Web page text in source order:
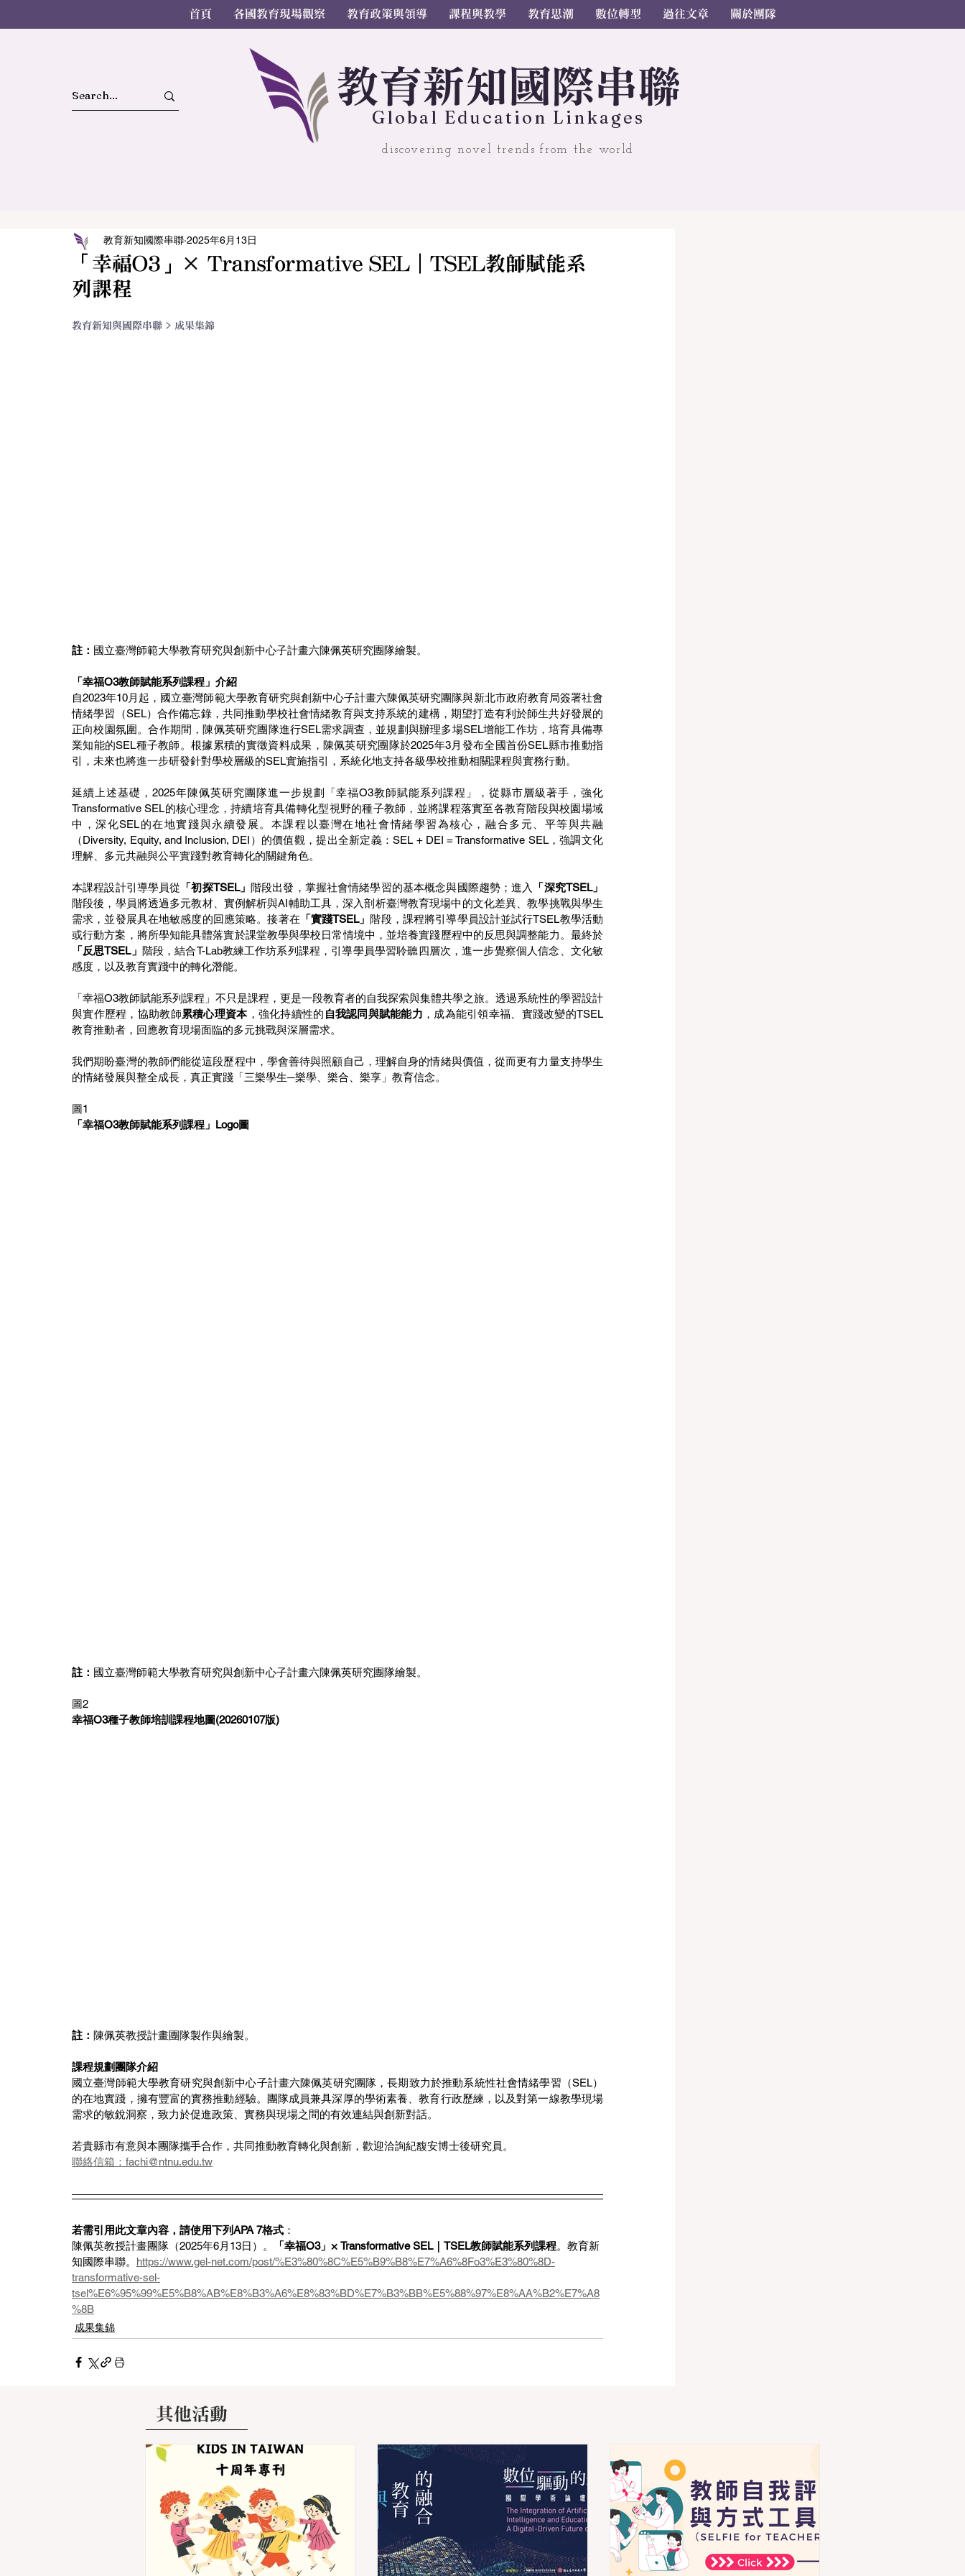
首頁 各國教育現場觀察 教育政策與領導 課程與教學 教育思潮 數位轉型 過往文章 關於團隊
教育新知國 際串聯
Global Education Linkages
discovering novel trends from the world
「幸福O3」× Transformative SEL｜TSEL教師賦能系
列課程
教育新知國際串聯 2025年6月13日
教育新知與國際串聯 > 成果集錦
註： 國立臺灣師範大學教育研究與創新中心子計畫六陳佩英研究團隊繪製。
「幸福O3教師賦能系列課程」介紹
自2023年10月起，國立臺灣師範大學教育研究與創新中心子計畫六陳佩英研究團隊與新北市政府教育局簽署社會
情緒學習（SEL）合作備忘錄，共同推動學校社會情緒教育與支持系統的建構，期望打造有利於師生共好發展的
正向校園氛圍。合作期間，陳佩英研究團隊進行SEL需求調查，並規劃與辦理多場SEL增能工作坊，培育具備專
業知能的SEL種子教師。根據累積的實徵資料成果，陳佩英研究團隊於2025年3月發布全國首份SEL縣市推動指
引，未來也將進一步研發針對學校層級的SEL實施指引，系統化地支持各級學校推動相關課程與實務行動。
延續上述基礎，2025年陳佩英研究團隊進一步規劃「幸福O3教師賦能系列課程」，從縣市層級著手，強化
Transformative SEL的核心理念，持續培育具備轉化型視野的種子教師，並將課程落實至各教育階段與校園場域
中，深化SEL的在地實踐與永續發展。本課程以臺灣在地社會情緒學習為核心，融合多元、平等與共融
（Diversity, Equity, and Inclusion, DEI）的價值觀，提出全新定義：SEL + DEI = Transformative SEL，強調文化
理解、多元共融與公平實踐對教育轉化的關鍵角色。
本課程設計引導學員從 「初探TSEL」 階段出發，掌握社會情緒學習的基本概念與國際趨勢；進入
「深究TSEL」
階段後，學員將透過多元教材、實例解析與AI輔助工具，深入剖析臺灣教育現場中的文化差異、教學挑戰與學生
需求，並發展具在地敏感度的回應策略。接著在 「實踐TSEL」 階段，課程將引導學員設計並試行TSEL教學活動
或行動方案，將所學知能具體落實於課堂教學與學校日常情境中，並培養實踐歷程中的反思與調整能力。最終於
「反思TSEL」 階段，結合T-Lab教練工作坊系列課程，引導學員學習聆聽四層次，進一步覺察個人信念、文化敏
感度，以及教育實踐中的轉化潛能。
「幸福O3教師賦能系列課程」不只是課程，更是一段教育者的自我探索與集體共學之旅。透過系統性的學習設計
與實作歷程，協助教師累積心理資本，強化持續性的 自我認同與賦能能力 ，成為能引領幸福、實踐改變的TSEL
教育推動者，回應教育現場面臨的多元挑戰與深層需求。
我們期盼臺灣的教師們能從這段歷程中，學會善待與照顧自己，理解自身的情緒與價值，從而更有力量支持學生
的情緒發展與整全成長，真正實踐「三樂學生─樂學、樂合、樂享」教育信念。
圖1
「幸福O3教師賦能系列課程」Logo圖
註： 國立臺灣師範大學教育研究與創新中心子計畫六陳佩英研究團隊繪製。
圖2
幸福O3種子教師培訓課程地圖(20260107版)
註： 陳佩英教授計畫團隊製作與繪製。
課程規劃團隊介紹
國立臺灣師範大學教育研究與創新中心子計畫六陳佩英研究團隊，長期致力於推動系統性社會情緒學習（SEL）
的在地實踐，擁有豐富的實務推動經驗。團隊成員兼具深厚的學術素養、教育行政歷練，以及對第一線教學現場
需求的敏銳洞察，致力於促進政策、實務與現場之間的有效連結與創新對話。
若貴縣市有意與本團隊攜手合作，共同推動教育轉化與創新，歡迎洽詢紀馥安博士後研究員。
聯絡信箱：fachi@ntnu.edu.tw
若需引用此文章內容，請使用下列APA 7格式 ：
陳佩英教授計畫團隊（2025年6月13日）。
「幸福O3」× Transformative SEL｜TSEL教師賦能系列課程。教育新
知國際串聯。 https://www.gel-net.com/post/%E3%80%8C%E5%B9%B8%E7%A6%8Fo3%E3%80%8D-
transformative-sel-
tsel%E6%95%99%E5%B8%AB%E8%B3%A6%E8%83%BD%E7%B3%BB%E5%88%97%E8%AA%B2%E7%A8
%8B
成果集錦
其他活動